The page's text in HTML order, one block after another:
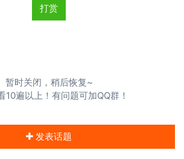
打赏
暂时关闭，稍后恢复~
10遍以上！有问题可加QQ群！
发表话题